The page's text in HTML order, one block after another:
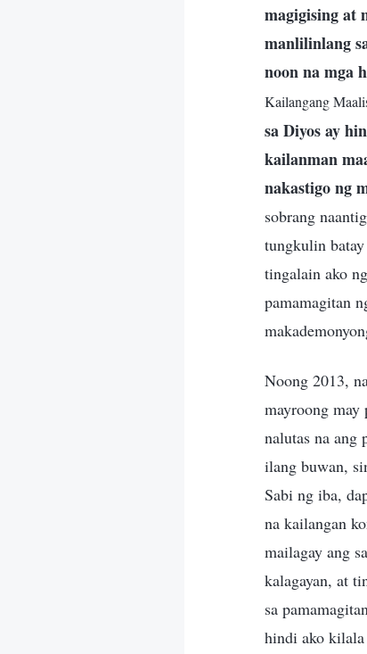
magigising at
manlilinlang
noon na mga
Kailangang
sa Diyos ay
kailanman
nakastigo ng
sobrang
tungkulin batay
tingalain ako
pamamagitan
Noong 2013,
mayroong may
nalutas na ang
ilang buwan,
Sabi ng iba,
na kailangan
mailagay ang
kalagayan, at
sa
hindi ako kilala